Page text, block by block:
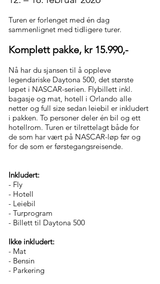
Turen er forlenget med én dag
sammenlignet med tidligere turer.
Komplett pakke, kr 15.990,-
Nå har du sjansen til å oppleve
legendariske Daytona 500, det største
løpet i NASCAR-serien. Flybillett inkl.
bagasje og mat, hotell i Orlando alle
netter og full size sedan leiebil er inkludert
i pakken. To personer deler én bil og ett
hotellrom. Turen er tilrettelagt både for
de som har vært på NASCAR-løp før og
for de som er førstegangsreisende.
Inkludert:
- Fly
- Hotell
- Leiebil
- Turprogram
- Billett til Daytona 500
Ikke inkludert:
- Mat
- Bensin
- Parkering